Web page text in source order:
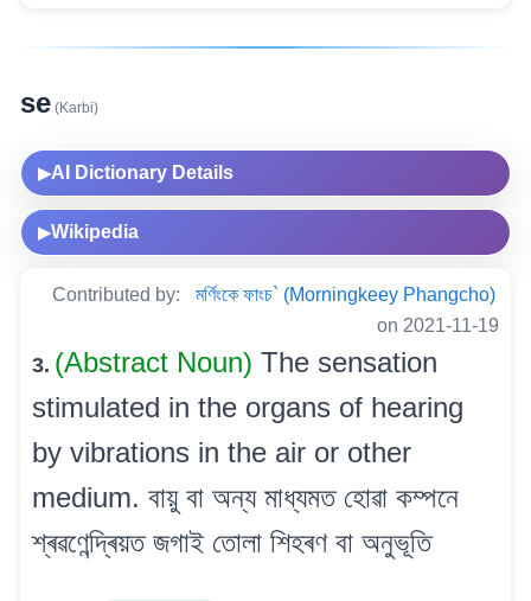
se (Karbi)
▶AI Dictionary Details
▶Wikipedia
Contributed by:
মৰ্ণিংকে ফাংচ` (Morningkeey Phangcho)
on 2021-11-19
3. (Abstract Noun) The sensation
stimulated in the organs of hearing
by vibrations in the air or other
medium. বায়ু বা অন্য মাধ্যমত হোৱা কম্পনে
শ্ৰৱণেন্দ্ৰিয়ত জগাই তোলা শিহৰণ বা অনুভূতি